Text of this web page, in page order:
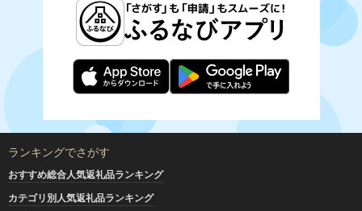
ランキングでさがす
おすすめ総合人気返礼品ランキング
カテゴリ別人気返礼品ランキング